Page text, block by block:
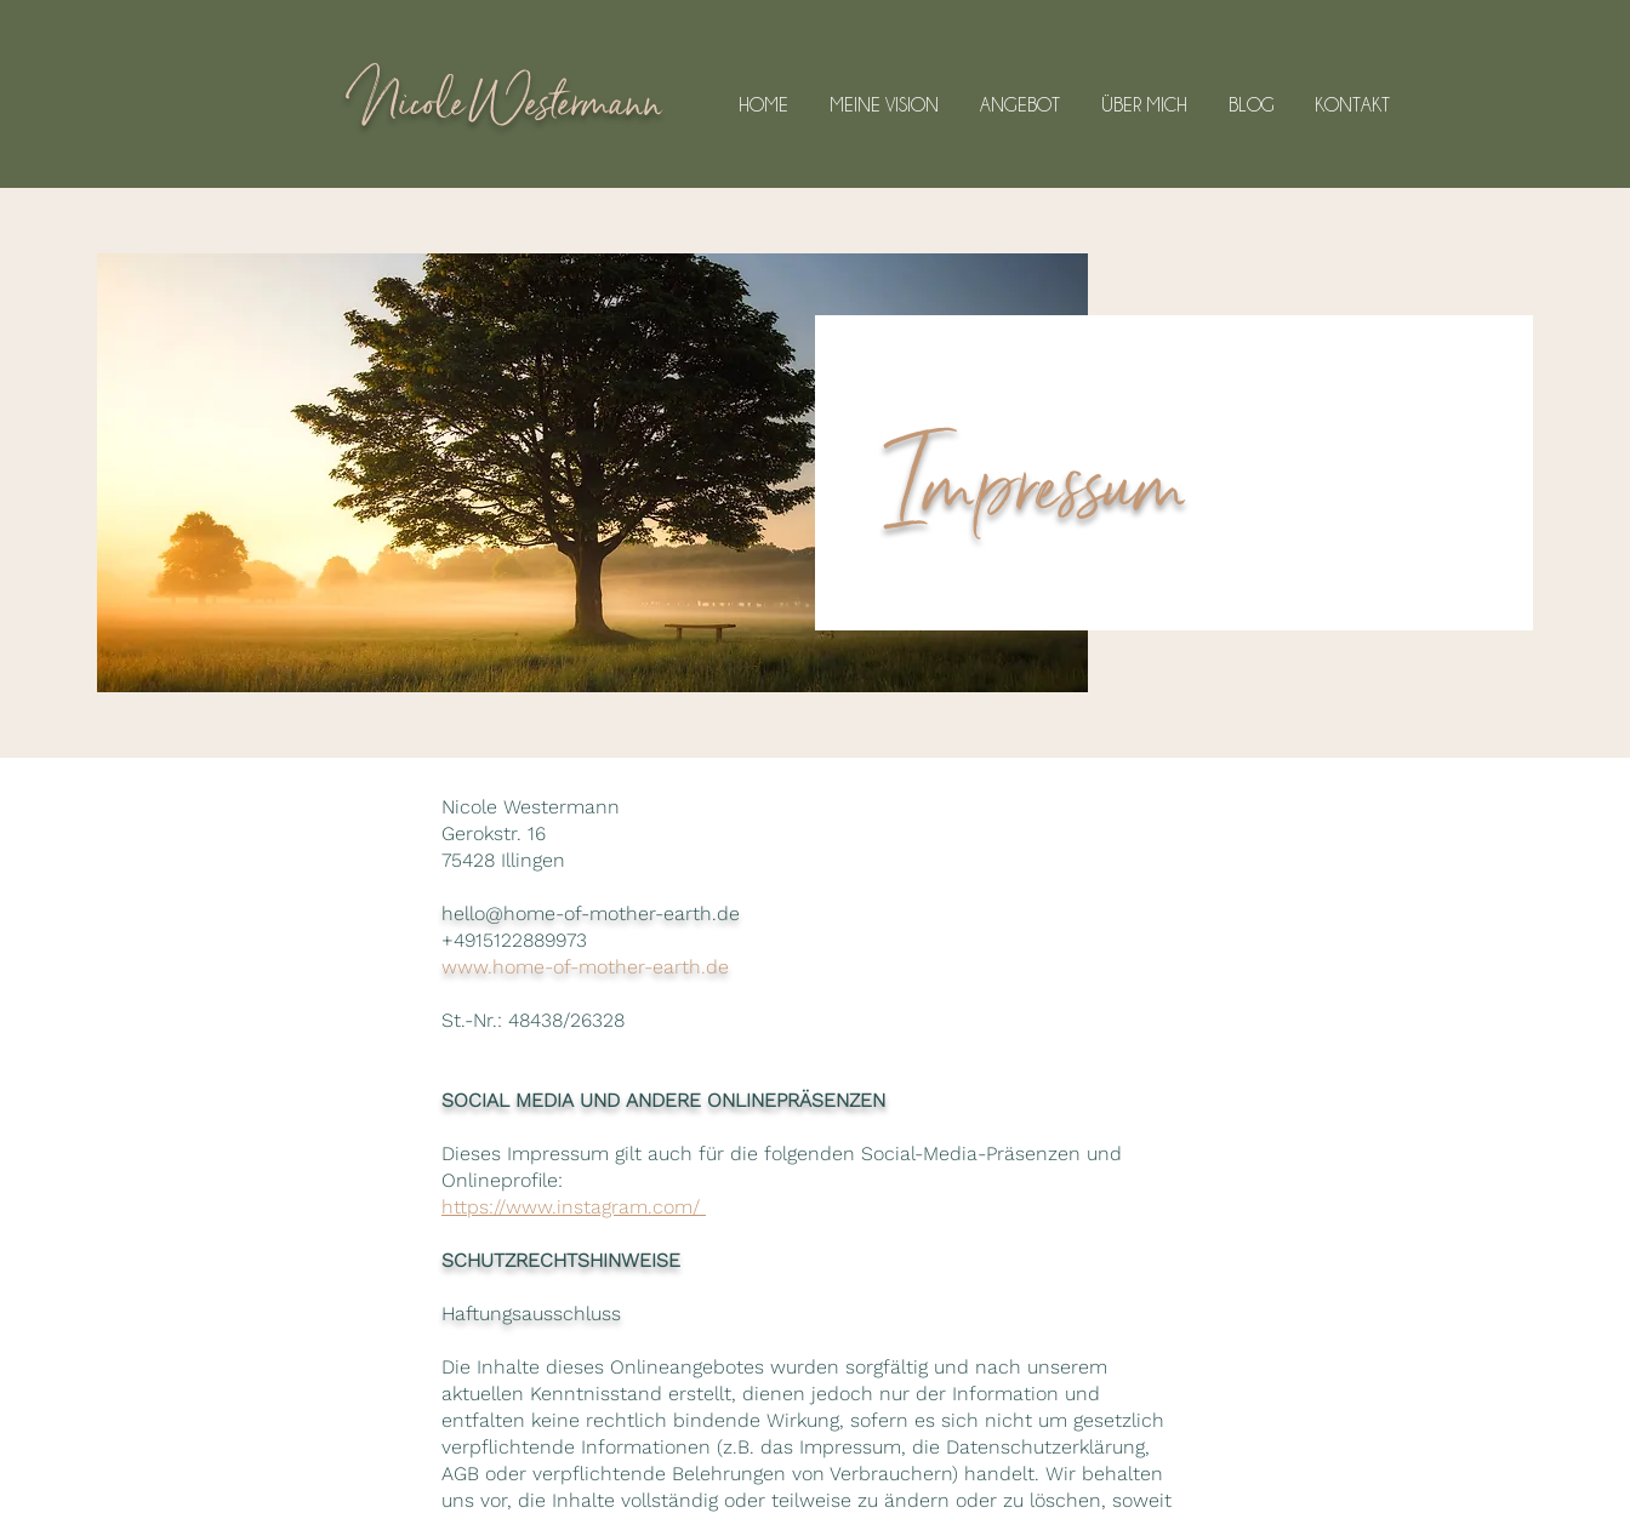
Nicole Westermann HOME MEINE VISION ANGEBOT ÜBER MICH BLOG KONTAKT
Impressum
Nicole Westermann
Gerokstr. 16
75428 Illingen
hello@home-of-mother-earth.de
+4915122889973
www.home-of-mother-earth.de
St.-Nr.: 48438/26328
SOCIAL MEDIA UND ANDERE ONLINEPRÄSENZEN
Dieses Impressum gilt auch für die folgenden Social-Media-Präsenzen und
Onlineprofile:
https://www.instagram.com/
SCHUTZRECHTSHINWEISE
Haftungsausschluss
Die Inhalte dieses Onlineangebotes wurden sorgfältig und nach unserem
aktuellen Kenntnisstand erstellt, dienen jedoch nur der Information und
entfalten keine rechtlich bindende Wirkung, sofern es sich nicht um gesetzlich
verpflichtende Informationen (z.B. das Impressum, die Datenschutzerklärung,
AGB oder verpflichtende Belehrungen von Verbrauchern) handelt. Wir behalten
uns vor, die Inhalte vollständig oder teilweise zu ändern oder zu löschen, soweit